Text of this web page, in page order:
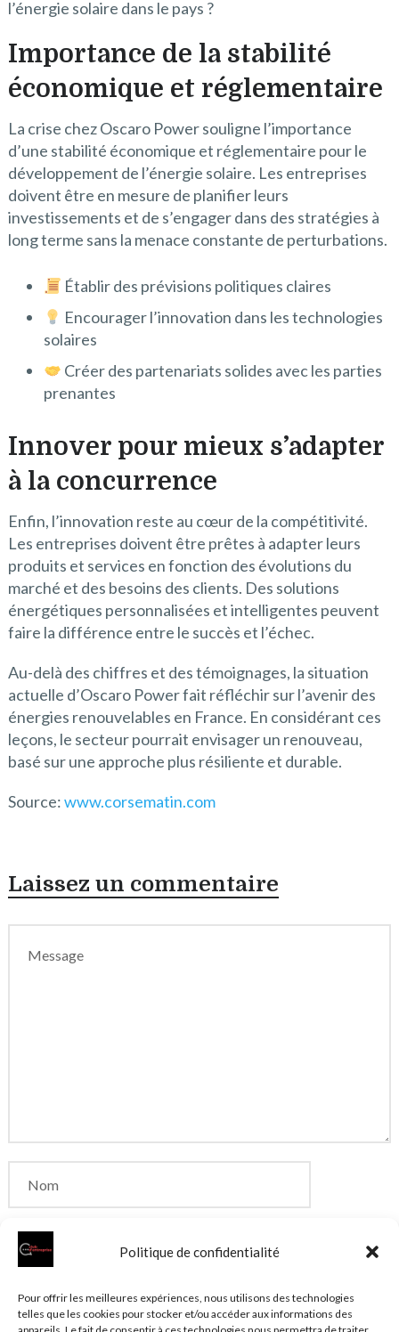
Politique de confidentialité
Pour offrir les meilleures expériences, nous utilisons des technologies
telles que les cookies pour stocker et/ou accéder aux informations des
l’énergie solaire dans le pays ?
Importance de la stabilité
économique et réglementaire
La crise chez Oscaro Power souligne l’importance
d’une stabilité économique et réglementaire pour le
développement de l’énergie solaire. Les entreprises
doivent être en mesure de planifier leurs
investissements et de s’engager dans des stratégies à
long terme sans la menace constante de perturbations.
Établir des prévisions politiques claires
Encourager l’innovation dans les technologies
solaires
Créer des partenariats solides avec les parties
prenantes
Innover pour mieux s’adapter
à la concurrence
Enfin, l’innovation reste au cœur de la compétitivité.
Les entreprises doivent être prêtes à adapter leurs
produits et services en fonction des évolutions du
marché et des besoins des clients. Des solutions
énergétiques personnalisées et intelligentes peuvent
faire la différence entre le succès et l’échec.
Au-delà des chiffres et des témoignages, la situation
actuelle d’Oscaro Power fait réfléchir sur l’avenir des
énergies renouvelables en France. En considérant ces
leçons, le secteur pourrait envisager un renouveau,
basé sur une approche plus résiliente et durable.
Source:www.corsematin.com
Laissez un commentaire
Enregistrer mon nom, mon e-mail et mon site dans
le navigateur pour mon prochain commentaire.